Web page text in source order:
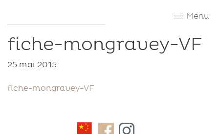
fiche-mongravey-VF
25 mai 2015
fiche-mongravey-VF
Facebook